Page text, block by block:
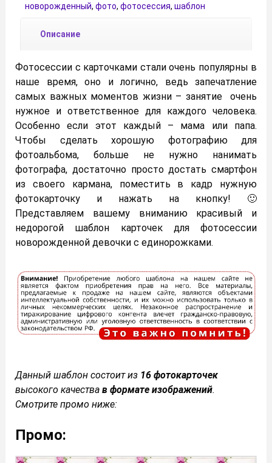
новорожденный, фото, фотосессия, шаблон
Описание
Фотосессии с карточками стали очень популярны в
наше время, оно и логично, ведь запечатление
самых важных моментов жизни – занятие очень
нужное и ответственное для каждого человека.
Особенно если этот каждый – мама или папа.
Чтобы сделать хорошую фотографию для
фотоальбома, больше не нужно нанимать
фотографа, достаточно просто достать смартфон
из своего кармана, поместить в кадр нужную
фотокарточку и нажать на кнопку! 🙂
Представляем вашему вниманию красивый и
недорогой шаблон карточек для фотосессии
новорожденной девочки с единорожками.
Данный шаблон состоит из 16 фотокарточек
высокого качества в формате изображений.
Смотрите промо ниже:
Промо: